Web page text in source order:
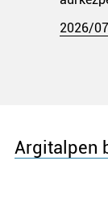
2026/
Argitalpen